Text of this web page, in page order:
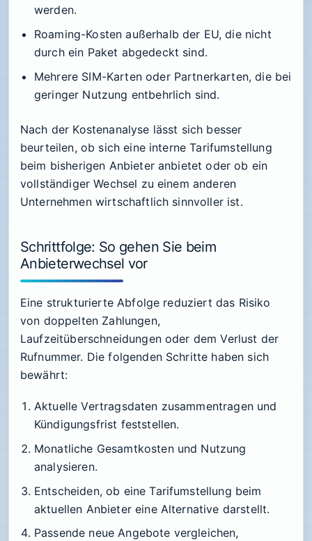
werden.
Roaming-Kosten außerhalb der EU, die nicht
durch ein Paket abgedeckt sind.
Mehrere SIM-Karten oder Partnerkarten, die bei
geringer Nutzung entbehrlich sind.
Nach der Kostenanalyse lässt sich besser
beurteilen, ob sich eine interne Tarifumstellung
beim bisherigen Anbieter anbietet oder ob ein
vollständiger Wechsel zu einem anderen
Unternehmen wirtschaftlich sinnvoller ist.
Schrittfolge: So gehen Sie beim
Anbieterwechsel vor
Eine strukturierte Abfolge reduziert das Risiko
von doppelten Zahlungen,
Laufzeitüberschneidungen oder dem Verlust der
Rufnummer. Die folgenden Schritte haben sich
bewährt:
Aktuelle Vertragsdaten zusammentragen und
Kündigungsfrist feststellen.
Monatliche Gesamtkosten und Nutzung
analysieren.
Entscheiden, ob eine Tarifumstellung beim
aktuellen Anbieter eine Alternative darstellt.
Passende neue Angebote vergleichen,